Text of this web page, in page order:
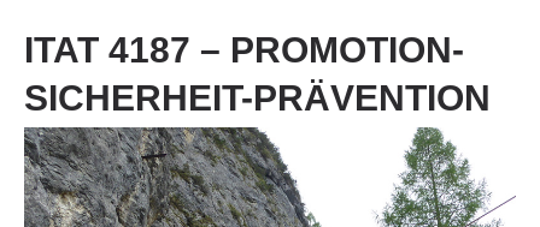
ITAT 4187 – PROMOTION-
SICHERHEIT-PRÄVENTION